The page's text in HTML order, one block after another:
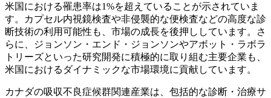
米国における罹患率は1%を超えていることが示されていま
す。カプセル内視鏡検査や非侵襲的な便検査などの高度な診
断技術の利用可能性も、市場の成長を後押ししています。さ
らに、ジョンソン・エンド・ジョンソンやアボット・ラボラ
トリーズといった研究開発に積極的に取り組む主要企業も、
米国におけるダイナミックな市場環境に貢献しています。
カナダの吸収不良症候群関連産業は、包括的な診断・治療サ